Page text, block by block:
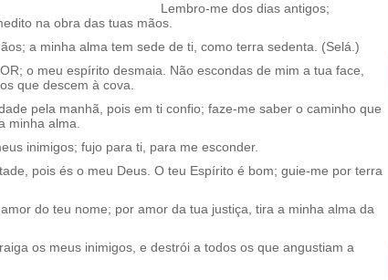
Lembro-me dos dias antigos;
na obra das tuas mãos.
a minha alma tem sede de ti, como terra sedenta. (Selá.)
o meu espírito desmaia. Não escondas de mim a tua face,
que descem à cova.
pela manhã, pois em ti confio; faze-me saber o caminho que
minha alma.
inimigos; fujo para ti, para me esconder.
pois és o meu Deus. O teu Espírito é bom; guie-me por terra
do teu nome; por amor da tua justiça, tira a minha alma da
os meus inimigos, e destrói a todos os que angustiam a